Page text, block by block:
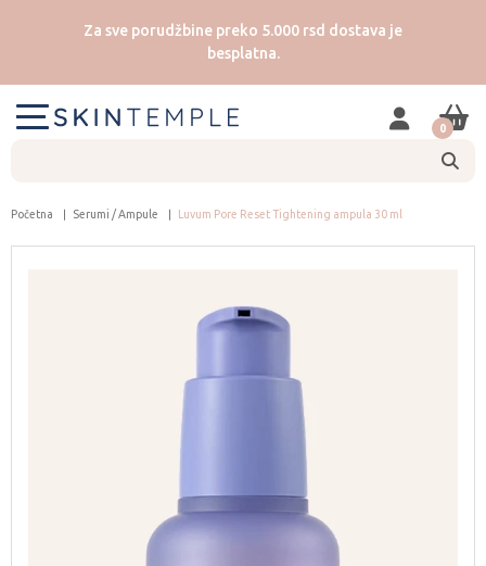
Za sve porudžbine preko 5.000 rsd dostava je
besplatna.
0
Početna Serumi / Ampule Luvum Pore Reset Tightening ampula 30 ml